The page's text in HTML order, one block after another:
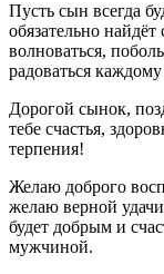
Пусть сын всегда
обязательно
волноваться,
радоваться
Дорогой сынок,
тебе счастья,
терпения!
Желаю доброго
желаю верной
будет добрым и
мужчиной.